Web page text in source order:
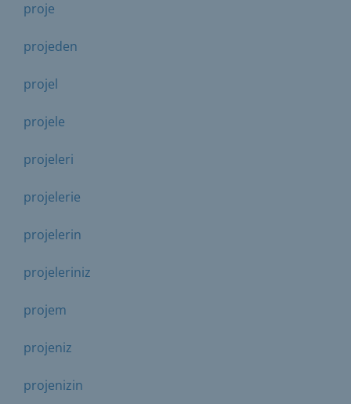
proje
projeden
projel
projele
projeleri
projelerie
projelerin
projeleriniz
projem
projeniz
projenizin